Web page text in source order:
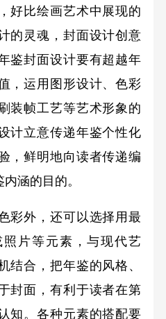
比绘画艺术中展现的
的灵魂，封面设计创意
鉴封面设计要有超越年
，运用图形设计、色彩
装帧工艺等艺术形象的
计立意传递年鉴个性化
，鲜明地向读者传递编
涵的目的。
外，还可以选择用最
片等元素，与现代艺
结合，把年鉴的风格、
封面，有利于读者在第
知。各种元素的搭配要